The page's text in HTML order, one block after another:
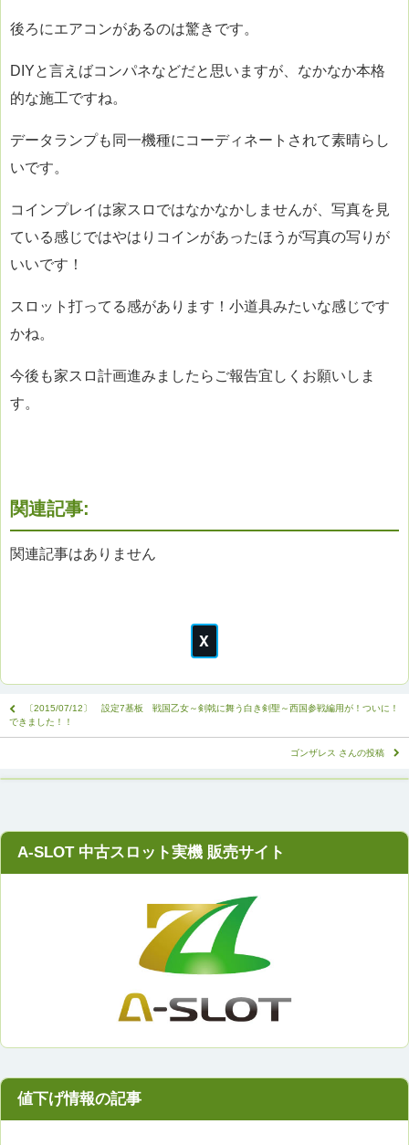
後ろにエアコンがあるのは驚きです。
DIYと言えばコンパネなどだと思いますが、なかなか本格
的な施工ですね。
データランプも同一機種にコーディネートされて素晴らし
いです。
コインプレイは家スロではなかなかしませんが、写真を見
ている感じではやはりコインがあったほうが写真の写りが
いいです！
スロット打ってる感があります！小道具みたいな感じです
かね。
今後も家スロ計画進みましたらご報告宜しくお願いしま
す。
関連記事:
関連記事はありません
〔2015/07/12〕 設定7基板 戦国乙女～剣戟に舞う白き剣聖～西国参戦編用が！ついに！
できました！！
ゴンザレス さんの投稿
A-SLOT 中古スロット実機 販売サイト